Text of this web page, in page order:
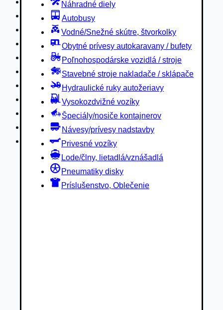
Náhradné diely
Autobusy
Vodné/Snežné skútre, štvorkolky
Obytné prívesy autokaravany / bufety
Poľnohospodárske vozidlá / stroje
Stavebné stroje nakladače / sklápače
Hydraulické ruky autožeriavy
Vysokozdvižné vozíky
Špeciály/nosiče kontajnerov
Návesy/prívesy nadstavby
Privesné vozíky
Lode/člny, lietadlá/vznášadlá
Pneumatiky disky
Príslušenstvo, Oblečenie
Obytné prívesy autokaravany / bufety
Poľnohospodárske vozidlá / stroje
Stavebné stroje nakladače / sklápače
Hydraulické ruky autožeriavy
Vysokozdvižné vozíky
Špeciály/nosiče kontajnerov
Návesy/prívesy nadstavby
Privesné vozíky
Lode/člny, lietadlá/vznášadlá
Pneumatiky disky
Príslušenstvo, Oblečenie